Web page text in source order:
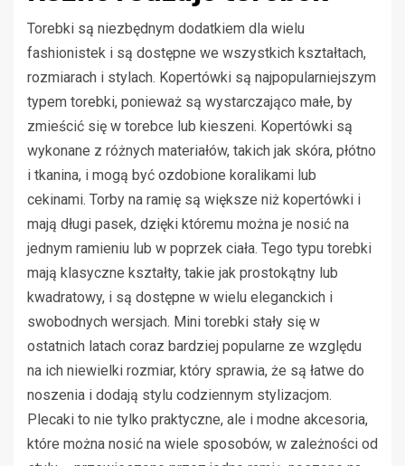
Torebki są niezbędnym dodatkiem dla wielu
fashionistek i są dostępne we wszystkich kształtach,
rozmiarach i stylach. Kopertówki są najpopularniejszym
typem torebki, ponieważ są wystarczająco małe, by
zmieścić się w torebce lub kieszeni. Kopertówki są
wykonane z różnych materiałów, takich jak skóra, płótno
i tkanina, i mogą być ozdobione koralikami lub
cekinami. Torby na ramię są większe niż kopertówki i
mają długi pasek, dzięki któremu można je nosić na
jednym ramieniu lub w poprzek ciała. Tego typu torebki
mają klasyczne kształty, takie jak prostokątny lub
kwadratowy, i są dostępne w wielu eleganckich i
swobodnych wersjach. Mini torebki stały się w
ostatnich latach coraz bardziej popularne ze względu
na ich niewielki rozmiar, który sprawia, że są łatwe do
noszenia i dodają stylu codziennym stylizacjom.
Plecaki to nie tylko praktyczne, ale i modne akcesoria,
które można nosić na wiele sposobów, w zależności od